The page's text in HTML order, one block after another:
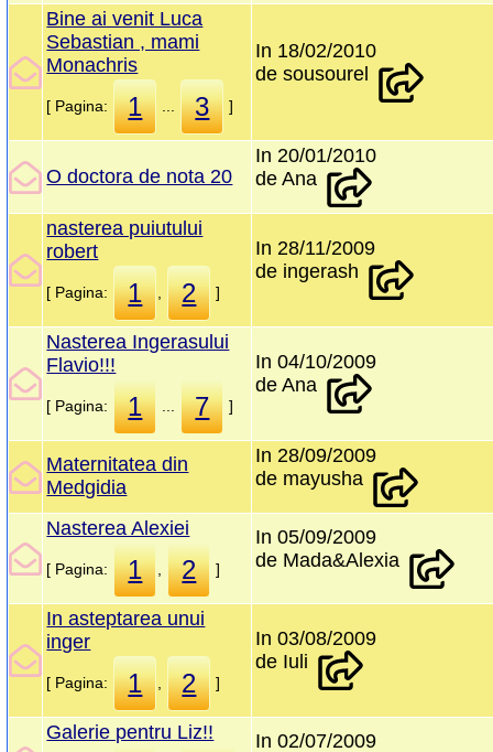
Bine ai venit Luca
Sebastian , mami
Monachris
[ Pagina: 1 3 ]
In 18/02/2010
de sousourel
O doctora de nota 20
In 20/01/2010
de Ana
nasterea puiutului
robert
[ Pagina: 1 2 ]
In 28/11/2009
de ingerash
Nasterea Ingerasului
Flavio!!!
[ Pagina: 1 7 ]
In 04/10/2009
de Ana
Maternitatea din
Medgidia
In 28/09/2009
de mayusha
Nasterea Alexiei
[ Pagina: 1 2 ]
In 05/09/2009
de Mada&Alexia
In asteptarea unui
inger
[ Pagina: 1 2 ]
In 03/08/2009
de Iuli
Galerie pentru Liz!! In 02/07/2009